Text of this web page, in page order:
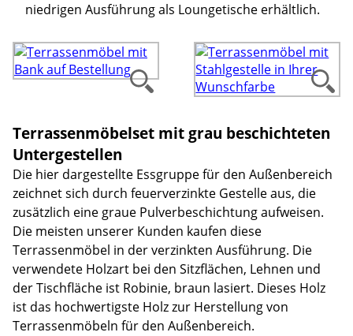
niedrigen Ausführung als Loungetische erhältlich.
Terrassenmöbelset mit grau beschichteten
Untergestellen
Die hier dargestellte Essgruppe für den Außenbereich
zeichnet sich durch feuerverzinkte Gestelle aus, die
zusätzlich eine graue Pulverbeschichtung aufweisen.
Die meisten unserer Kunden kaufen diese
Terrassenmöbel in der verzinkten Ausführung. Die
verwendete Holzart bei den Sitzflächen, Lehnen und
der Tischfläche ist Robinie, braun lasiert. Dieses Holz
ist das hochwertigste Holz zur Herstellung von
Terrassenmöbeln für den Außenbereich.